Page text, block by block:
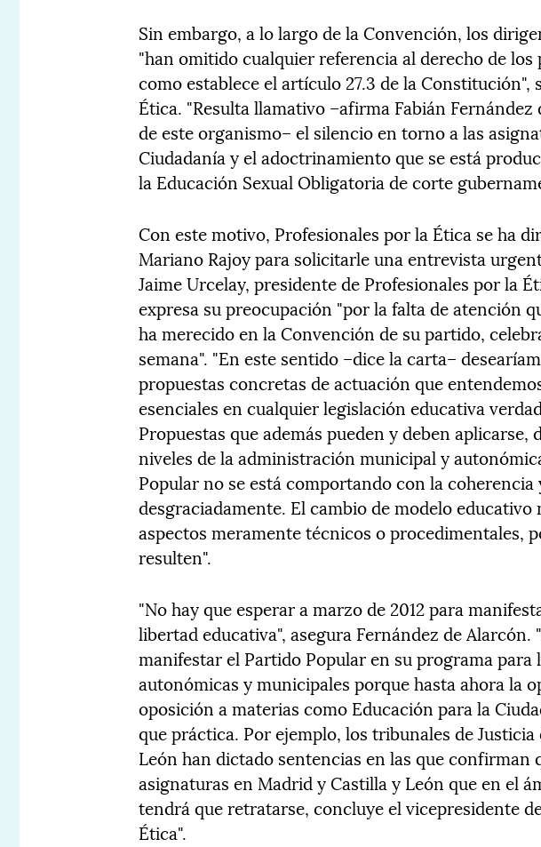
Sin embargo, a lo largo de la Convención, los
"han omitido cualquier referencia al derecho de los
como establece el artículo 27.3 de la Constitución",
Ética. "Resulta llamativo –afirma Fabián
de este organismo– el silencio en torno a las
Ciudadanía y el adoctrinamiento que se está
la Educación Sexual Obligatoria de corte
Con este motivo, Profesionales por la Ética se ha
Mariano Rajoy para solicitarle una entrevista
Jaime Urcelay, presidente de Profesionales por la
expresa su preocupación "por la falta de atención
ha merecido en la Convención de su partido,
semana". "En este sentido –dice la carta–
propuestas concretas de actuación que
esenciales en cualquier legislación educativa
Propuestas que además pueden y deben aplicarse,
niveles de la administración municipal y
Popular no se está comportando con la coherencia
desgraciadamente. El cambio de modelo
aspectos meramente técnicos o procedimentales,
resulten".
"No hay que esperar a marzo de 2012 para
libertad educativa", asegura Fernández de Alarcón.
manifestar el Partido Popular en su programa para
autonómicas y municipales porque hasta ahora la
oposición a materias como Educación para la
que práctica. Por ejemplo, los tribunales de
León han dictado sentencias en las que confirman
asignaturas en Madrid y Castilla y León que en el
tendrá que retratarse, concluye el vicepresidente
Ética".